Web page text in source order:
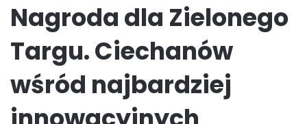
Nagroda dla Zielonego
Targu. Ciechanów
wśród najbardziej